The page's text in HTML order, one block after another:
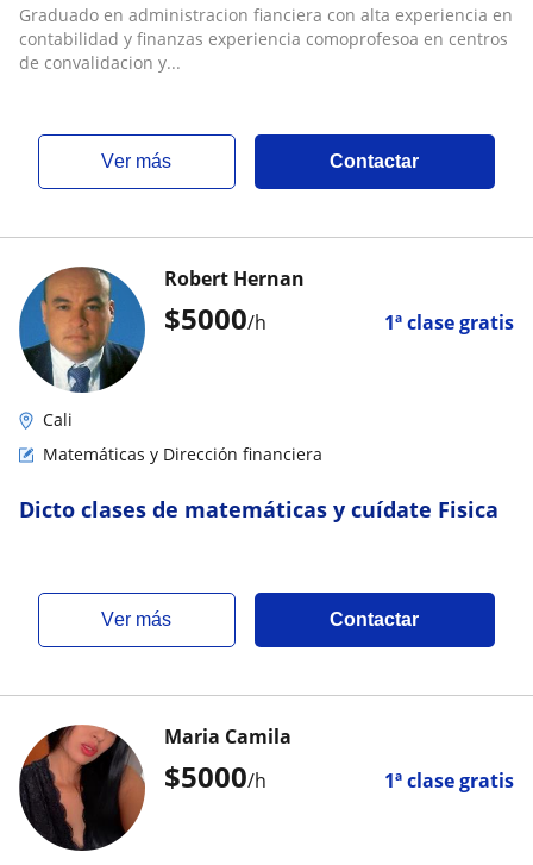
Graduado en administracion fianciera con alta experiencia en
contabilidad y finanzas experiencia comoprofesoa en centros
de convalidacion y...
ver más Contactar
$5000/h 1ª clase gratis
Robert Hernan
Cali
Matemáticas y Dirección financiera
Dicto clases de matemáticas y cuídate Fisica
ver más Contactar
$5000/h 1ª clase gratis
Maria Camila